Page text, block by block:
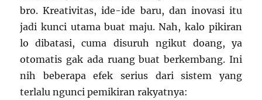
bro. Kreativitas, ide-ide baru, dan inovasi itu
jadi kunci utama buat maju. Nah, kalo pikiran
lo dibatasi, cuma disuruh ngikut doang, ya
otomatis gak ada ruang buat berkembang. Ini
nih beberapa efek serius dari sistem yang
terlalu ngunci pemikiran rakyatnya: